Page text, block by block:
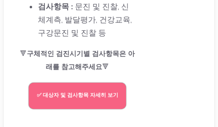
검사항목 : 문진 및 진찰, 신
체계측, 발달평가, 건강교육,
구강문진 및 진찰 등
🔻구체적인 검진시기별 검사항목은 아
래를 참고해주세요🔻
✅ 대상자 및 검사항목 자세히 보기